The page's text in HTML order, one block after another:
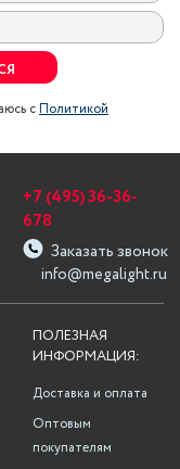
сПолитикой
info@megalight.ru
+7 (495) 36-36-
678
Заказать звонок
ПОЛЕЗНАЯ
ИНФОРМАЦИЯ:
Доставка и оплата
Оптовым
покупателям